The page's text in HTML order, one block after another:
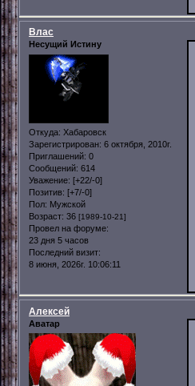
Влас
Несущий Истину
Откуда: Хабаровск
Зарегистрирован: 6 октября, 2010г.
Приглашений: 0
Сообщений: 614
Уважение: [+22/-0]
Позитив: [+7/-0]
Пол: Мужской
Возраст: 36 [1989-10-21]
Провел на форуме:
23 дня 5 часов
Последний визит:
8 июня, 2026г. 10:06:11
Алексей
Аватар